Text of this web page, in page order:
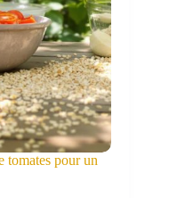
tomates pour un